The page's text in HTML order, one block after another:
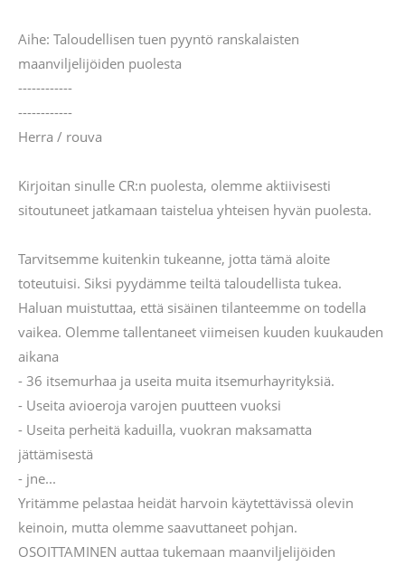
Aihe: Taloudellisen tuen pyyntö ranskalaisten
maanviljelijöiden puolesta
------------
------------
Herra / rouva
Kirjoitan sinulle CR:n puolesta, olemme aktiivisesti
sitoutuneet jatkamaan taistelua yhteisen hyvän puolesta.
Tarvitsemme kuitenkin tukeanne, jotta tämä aloite
toteutuisi. Siksi pyydämme teiltä taloudellista tukea.
Haluan muistuttaa, että sisäinen tilanteemme on todella
vaikea. Olemme tallentaneet viimeisen kuuden kuukauden
aikana
- 36 itsemurhaa ja useita muita itsemurhayrityksiä.
- Useita avioeroja varojen puutteen vuoksi
- Useita perheitä kaduilla, vuokran maksamatta
jättämisestä
- jne...
Yritämme pelastaa heidät harvoin käytettävissä olevin
keinoin, mutta olemme saavuttaneet pohjan.
OSOITTAMINEN auttaa tukemaan maanviljelijöiden